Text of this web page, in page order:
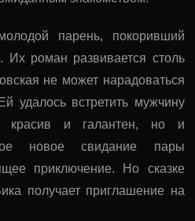
парень, покоривший
Их роман развивается столь
не может нарадоваться
удалось встретить мужчину
красив и галантен, но и
новое свидание пары
приключение. Но сказке
получает приглашение на